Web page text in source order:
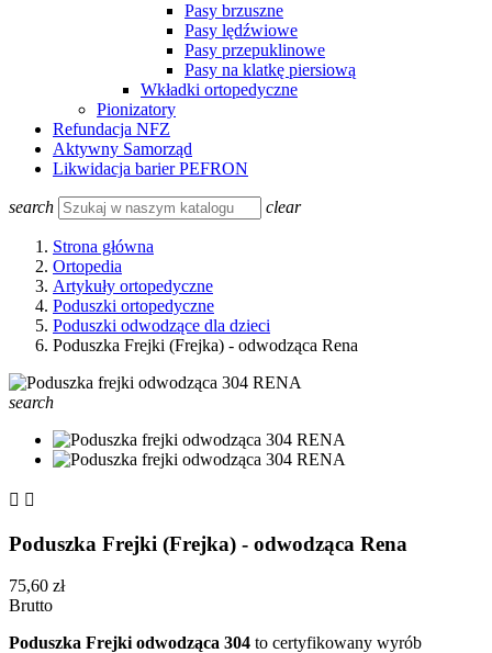
Pasy brzuszne
Pasy lędźwiowe
Pasy przepuklinowe
Pasy na klatkę piersiową
Wkładki ortopedyczne
Pionizatory
Refundacja NFZ
Aktywny Samorząd
Likwidacja barier PEFRON
search clear
Strona główna
Ortopedia
Artykuły ortopedyczne
Poduszki ortopedyczne
Poduszki odwodzące dla dzieci
Poduszka Frejki (Frejka) - odwodząca Rena
search
 
Poduszka Frejki (Frejka) - odwodząca Rena
75,60 zł
Brutto
Poduszka Frejki odwodząca 304 to certyfikowany wyrób